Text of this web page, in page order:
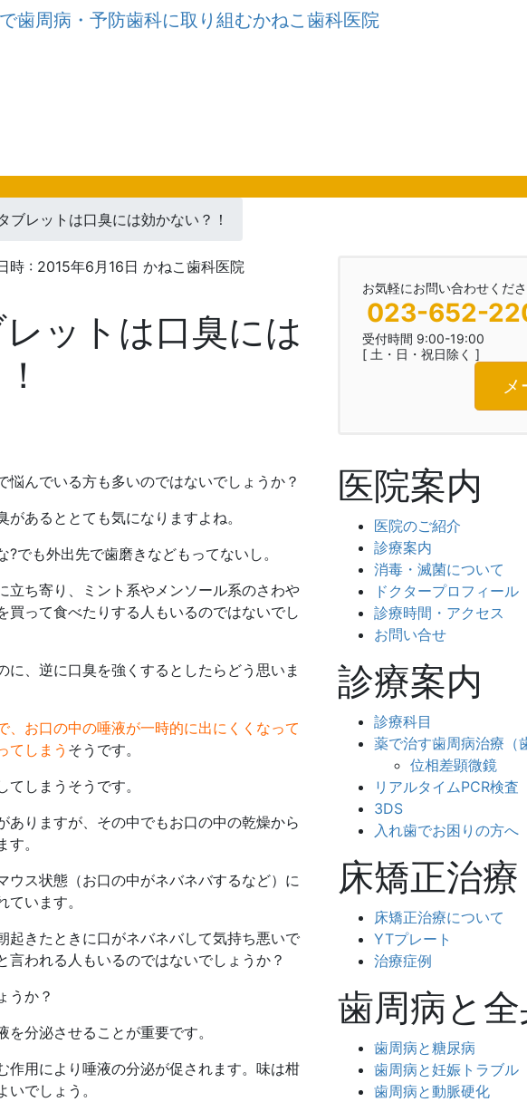
ブレットは口臭には効かない？！
時 : 2015年6月16日 かねこ歯科医院
ットは口臭には
悩んでいる方も多いのではないでしょうか？
あるととても気になりますよね。
でも外出先で歯磨きなどもってないし。
立ち寄り、ミント系やメンソール系のさわや
買って食べたりする人もいるのではないでし
に、逆に口臭を強くするとしたらどう思いま
、お口の中の唾液が一時的に出にくくなって
てしまう そうです。
しまうそうです。
ありますが、その中でもお口の中の乾燥から
。
ウス状態（お口の中がネバネバするなど）に
います。
起きたときに口がネバネバして気持ち悪いで
言われる人もいるのではないでしょうか？
うか？
分泌させることが重要です。
作用により唾液の分泌が促されます。味は柑
でしょう。
お気軽にお問い合わせくださ
023-652-
受付時間 9:00-19:00
[ 土・日・祝日除く ]
医院案内
医院のご紹介
診療案内
消毒・滅菌について
ドクタープロフィール
診療時間・アクセス
お問い合せ
診療案内
診療科目
薬で治す歯周病治療（
位相差顕微鏡
リアルタイムPCR検査
3DS
入れ歯でお困りの方へ
床矯正治療
床矯正治療について
YTプレート
治療症例
歯周病と
歯周病と糖尿病
歯周病と妊娠トラブル
歯周病と動脈硬化